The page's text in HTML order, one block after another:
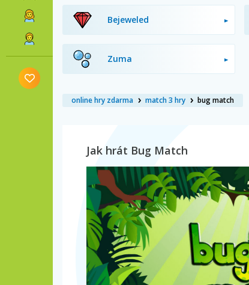
Bejeweled
Zuma
online hry zdarma match 3 hry bug match
Jak hrát Bug Match